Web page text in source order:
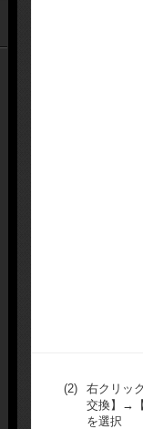
(2)
右クリッ
交換】→
を選択